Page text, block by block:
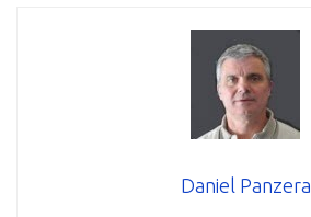
Daniel Panzera